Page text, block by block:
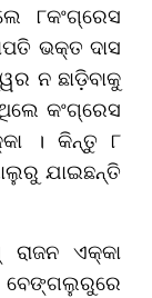
୮କଂଗ୍ରେସ
ଭକ୍ତ ଦାସ
ନ ଛାଡ଼ିବାକୁ
କଂଗ୍ରେସ
। କିନ୍ତୁ ୮
ଯାଇଛନ୍ତି
ଏକ୍କା